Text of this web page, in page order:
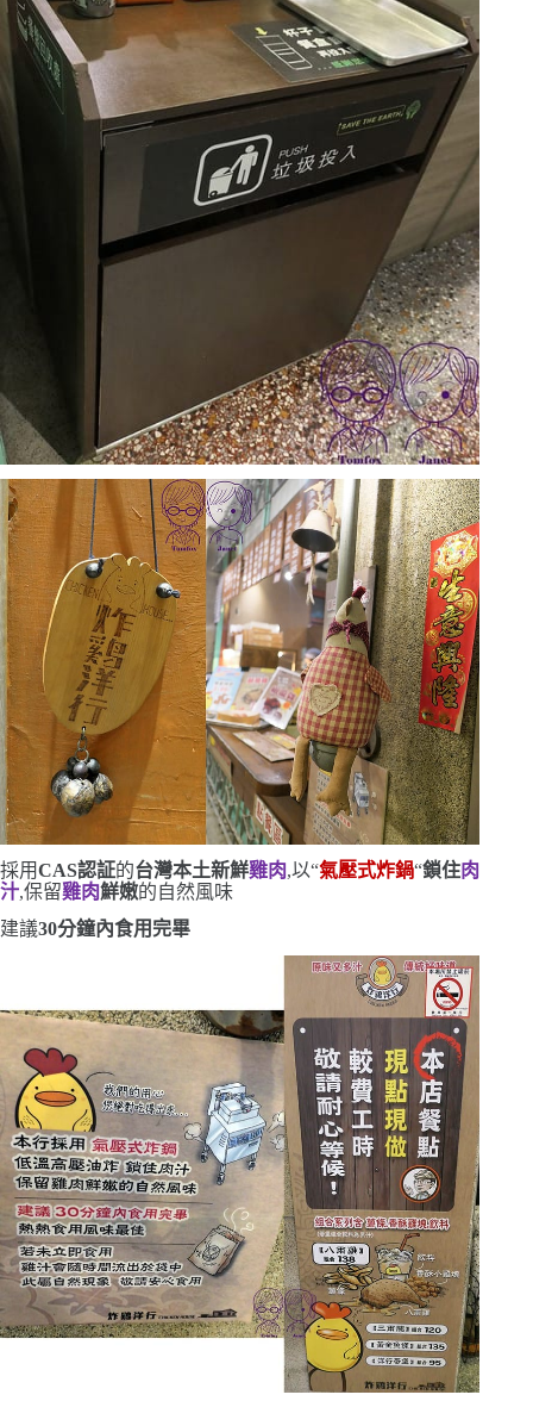
採用CAS認証的台灣本土新鮮雞肉,以“氣壓式炸鍋“鎖住肉
汁,保留雞肉鮮嫩的自然風味
建議30分鐘內食用完畢